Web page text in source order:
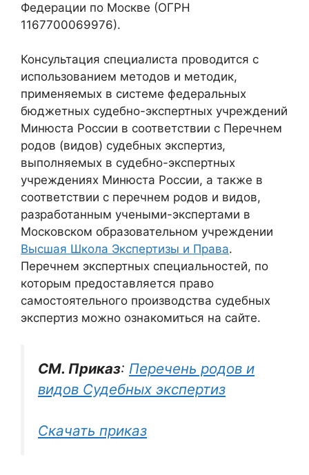
Федерации по Москве (ОГРН
1167700069976).
Консультация специалиста проводится с
использованием методов и методик,
применяемых в системе федеральных
бюджетных судебно-экспертных учреждений
Минюста России в соответствии с Перечнем
родов (видов) судебных экспертиз,
выполняемых в судебно-экспертных
учреждениях Минюста России, а также в
соответствии с перечнем родов и видов,
разработанным учеными-экспертами в
Московском образовательном учреждении
Высшая Школа Экспертизы и Права.
Перечнем экспертных специальностей, по
которым предоставляется право
самостоятельного производства судебных
экспертиз можно ознакомиться на сайте.
СМ. Приказ: Перечень родов и
видов Судебных экспертиз
Скачать приказ